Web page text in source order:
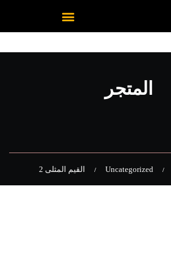
المتجر
Uncategorized القيم المثلى 2